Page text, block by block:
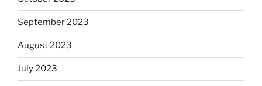
September 2023
August 2023
July 2023